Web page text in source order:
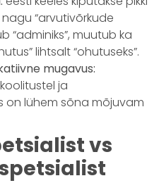
“arvutivõrkude
“adminiks”, muutub ka
lihtsalt “ohutuseks”.
mugavus:
ja
on lühem sõna mõjuvam
vs